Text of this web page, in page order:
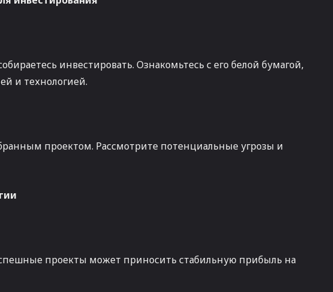
инвестировать. Ознакомьтесь с его белой бумагой,
и технологией.
проектом. Рассмотрите потенциальные угрозы и
проекты может приносить стабильную прибыль на